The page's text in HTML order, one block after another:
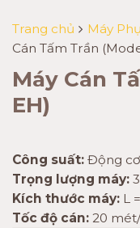
Trang chủ Máy
Cán Tấm Trần
Máy Cán
EH)
Công suất: Động cơ
Trọng lượng máy:
Kích thước máy: L
Tốc độ cán: 20